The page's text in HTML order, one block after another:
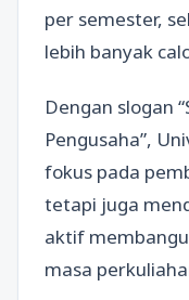
per semester,
lebih banyak
Dengan slogan
Pengusaha”,
fokus pada
tetapi juga
aktif
masa